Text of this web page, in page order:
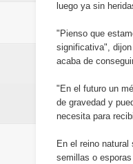
luego ya sin
"Pienso que
significativa",
acaba de
"En el futuro un
de gravedad y
necesita para
En el reino
semillas o